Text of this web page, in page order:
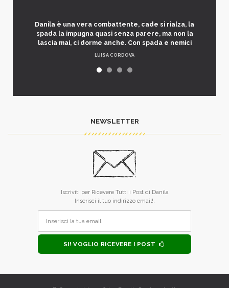
Danila è una vera combattente, cade si rialza, la
spada la impugna quasi senza parere, ma non la
lascia mai, ci dorme anche. Con spada e nemici
LUISA CORDOVA
NEWSLETTER
Iscriviti per Ricevere Tutti i Post di Danila
Inserisci il tuo indirizzo email!.
SI! VOGLIO RICEVERE I POST